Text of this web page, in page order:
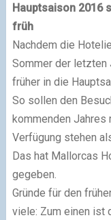
Hauptsaison 2016
früh
Nachdem die
Sommer der letzten
früher in die
So sollen den
kommenden Jahres
Verfügung stehen
Das hat Mallorcas
gegeben.
Gründe für den
viele: Zum einen ist